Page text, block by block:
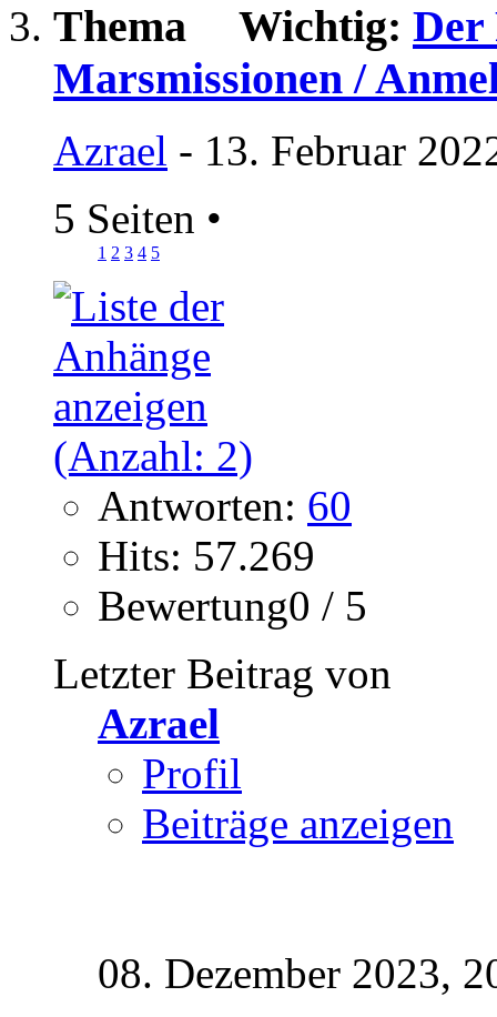
Wichtig: Der
Marsmissionen /
Azrael - 13. Februar
5 Seiten •
1 2 3 4 5
Antworten: 60
Hits: 57.269
Bewertung0 / 5
Letzter Beitrag von
Azrael
Profil
Beiträge anzeigen
08. Dezember 2023,